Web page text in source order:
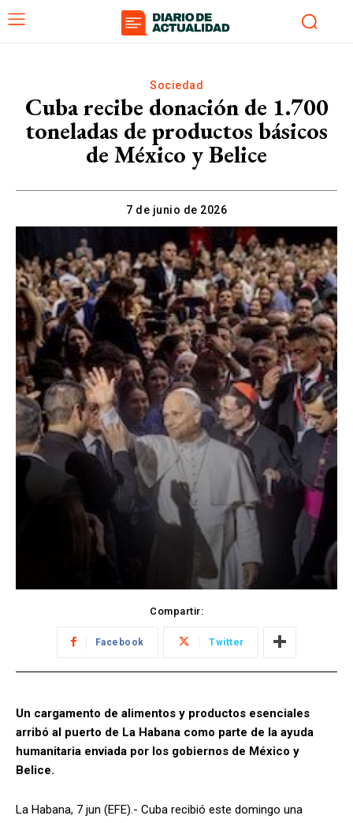
Sociedad
Cuba recibe donación de 1.700
toneladas de productos básicos
de México y Belice
7 de junio de 2026
Compartir:
Facebook Twitter
Un cargamento de alimentos y productos esenciales
arribó al puerto de La Habana como parte de la ayuda
humanitaria enviada por los gobiernos de México y
Belice.
La Habana, 7 jun (EFE).- Cuba recibió este domingo una